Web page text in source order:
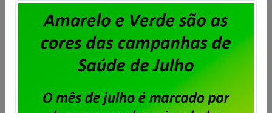
Plano de Saúde: Sindpd-RJ
solicita e Serpro concorda com
limite e prazo maior para
pagamento